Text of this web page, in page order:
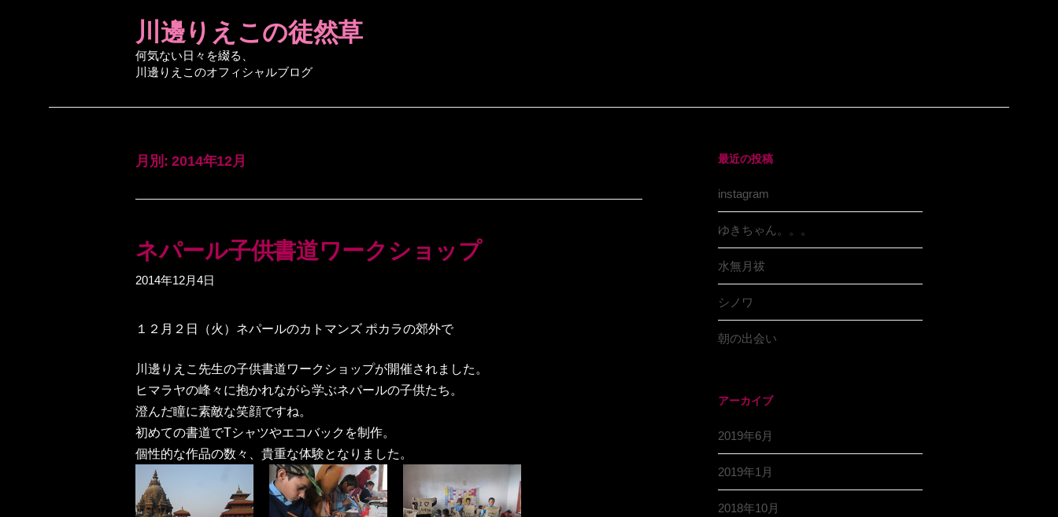
川邊りえこの徒然草
何気ない日々を綴る、
川邊りえこのオフィシャルブログ
月別: 2014年12月
ネパール子供書道ワークショップ
2014年12月4日
１２月２日（火）ネパールのカトマンズ ポカラの郊外で
川邊りえこ先生の子供書道ワークショップが開催されました。
ヒマラヤの峰々に抱かれながら学ぶネパールの子供たち。
澄んだ瞳に素敵な笑顔ですね。
初めての書道でTシャツやエコバックを制作。
個性的な作品の数々、貴重な体験となりました。
最近の投稿
instagram
ゆきちゃん。。。
水無月祓
シノワ
朝の出会い
アーカイブ
2019年6月
2019年1月
2018年10月